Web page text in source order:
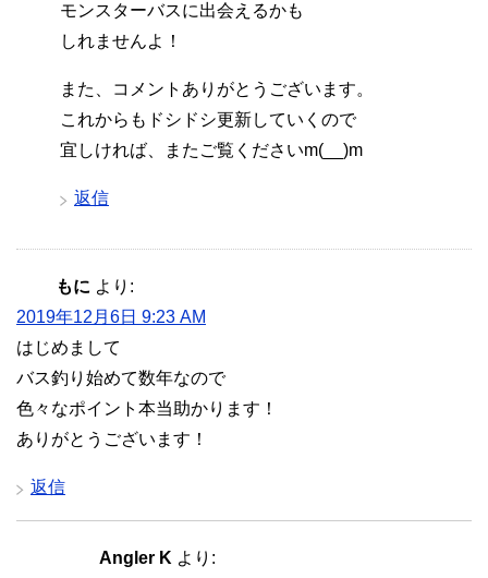
モンスターバスに出会えるかも
しれませんよ！
また、コメントありがとうございます。
これからもドシドシ更新していくので
宜しければ、またご覧くださいm(__)m
返信
もに より:
2019年12月6日 9:23 AM
はじめまして
バス釣り始めて数年なので
色々なポイント本当助かります！
ありがとうございます！
返信
Angler K より: